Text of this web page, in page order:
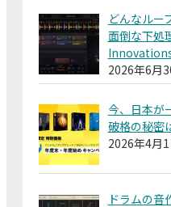
どんなルー
面倒な下処
2026年6月
今、日本が
破格の秘密
2026年4月1
ドラムの音